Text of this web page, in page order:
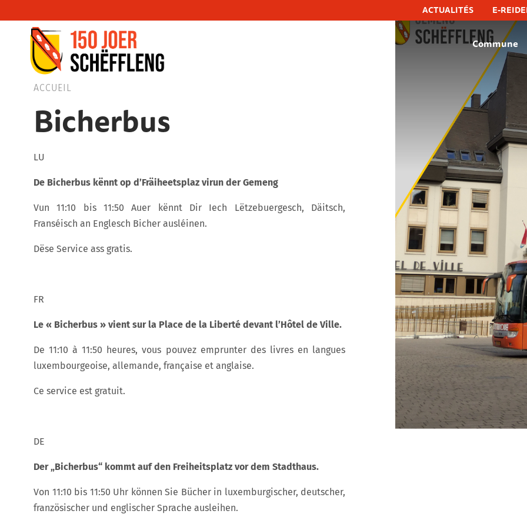
Schifflange, schifflange-logo, gemeng schëfflenge, commune de schifflange
ACTUALITÉS E-
Commune
ACCUEIL
Bicherbus
LU
De Bicherbus kënnt op d’Fräiheetsplaz virun derGemeng
Vun 11:10 bis 11:50 Auer kënnt Dir Iech Lëtzebuergesch, Däitsch,
Franséisch an Englesch Bicher ausléinen.
Dëse Service ass gratis.
FR
Le « Bicherbus » vient sur la Place de la Liberté devant l’Hôtel de Ville.
De 11:10 à 11:50 heures, vous pouvez emprunter des livres en langues
luxembourgeoise, allemande, française et anglaise.
Ce service est gratuit.
DE
Der „Bicherbus“ kommt auf den Freiheitsplatz vor dem Stadthaus.
Von 11:10 bis 11:50 Uhr können Sie Bücher in luxemburgischer, deutscher,
französischer und englischer Sprache ausleihen.